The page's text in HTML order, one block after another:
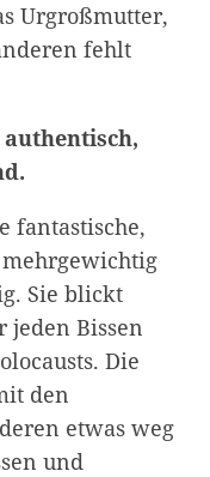
Urgroßmutter,
fehlt
fantastische,
Sie blickt
Bissen
Die
den
etwas weg
und